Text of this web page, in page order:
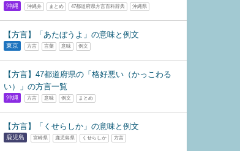
沖縄 沖縄弁 まとめ 47都道府県方言百科辞典 沖縄県
【方言】「あたぼうよ」の意味と例文
東京 方言 言葉 意味 例文
【方言】47都道府県の「格好悪い（かっこわる
い）」の方言一覧
沖縄 方言 意味 例文 まとめ
【方言】「くせらしか」の意味と例文
鹿児島 宮崎県 鹿児島県 くせらしか 方言